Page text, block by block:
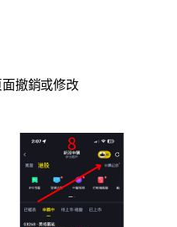
撤銷或修改